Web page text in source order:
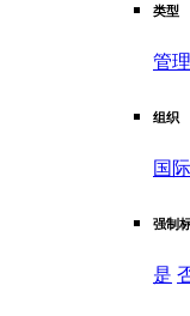
类型
管
组织
国
强制
是